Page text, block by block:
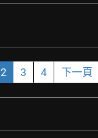
2 3 4 下一頁